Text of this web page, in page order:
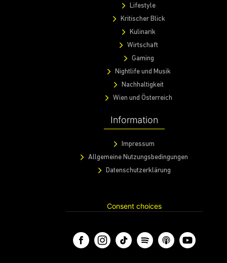
Lifestyle
Kritischer Blick
Kulinarik
Wirtschaft
Gaming
Nightlife und Musik
Nachhaltigkeit
Wien und Österreich
Information
Impressum
Allgemeine Nutzungsbedingungen
Datenschutzerklärung
Consent choices